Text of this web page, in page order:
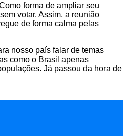
forma de ampliar seu
votar. Assim, a reunião
de forma calma pelas
nosso país falar de temas
como o Brasil apenas
Já passou da hora de